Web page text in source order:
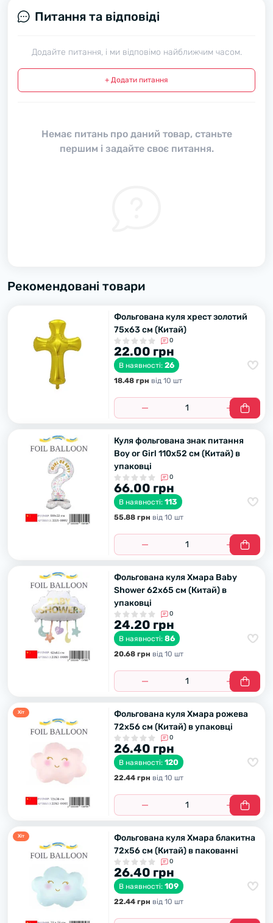
Питання та відповіді
Додайте питання, і ми відповімо найближчим часом.
+ Додати питання
Немає питань про даний товар, станьте
першим і задайте своє питання.
Рекомендовані товари
Фольгована куля хрест золотий
75х63 см (Китай)
0
22.00 грн
В наявності: 26
18.48 грн вiд 10 шт
Куля фольгована знак питання
Boy or Girl 110х52 см (Китай) в
упаковці
0
66.00 грн
В наявності: 113
55.88 грн вiд 10 шт
Фольгована куля Хмара Baby
Shower 62х65 см (Китай) в
упаковці
0
24.20 грн
В наявності: 86
20.68 грн вiд 10 шт
Хiт
Фольгована куля Хмара рожева
72х56 см (Китай) в упаковці
0
26.40 грн
В наявності: 120
22.44 грн вiд 10 шт
Хiт
Фольгована куля Хмара блакитна
72х56 см (Китай) в пакованні
0
26.40 грн
В наявності: 109
22.44 грн вiд 10 шт